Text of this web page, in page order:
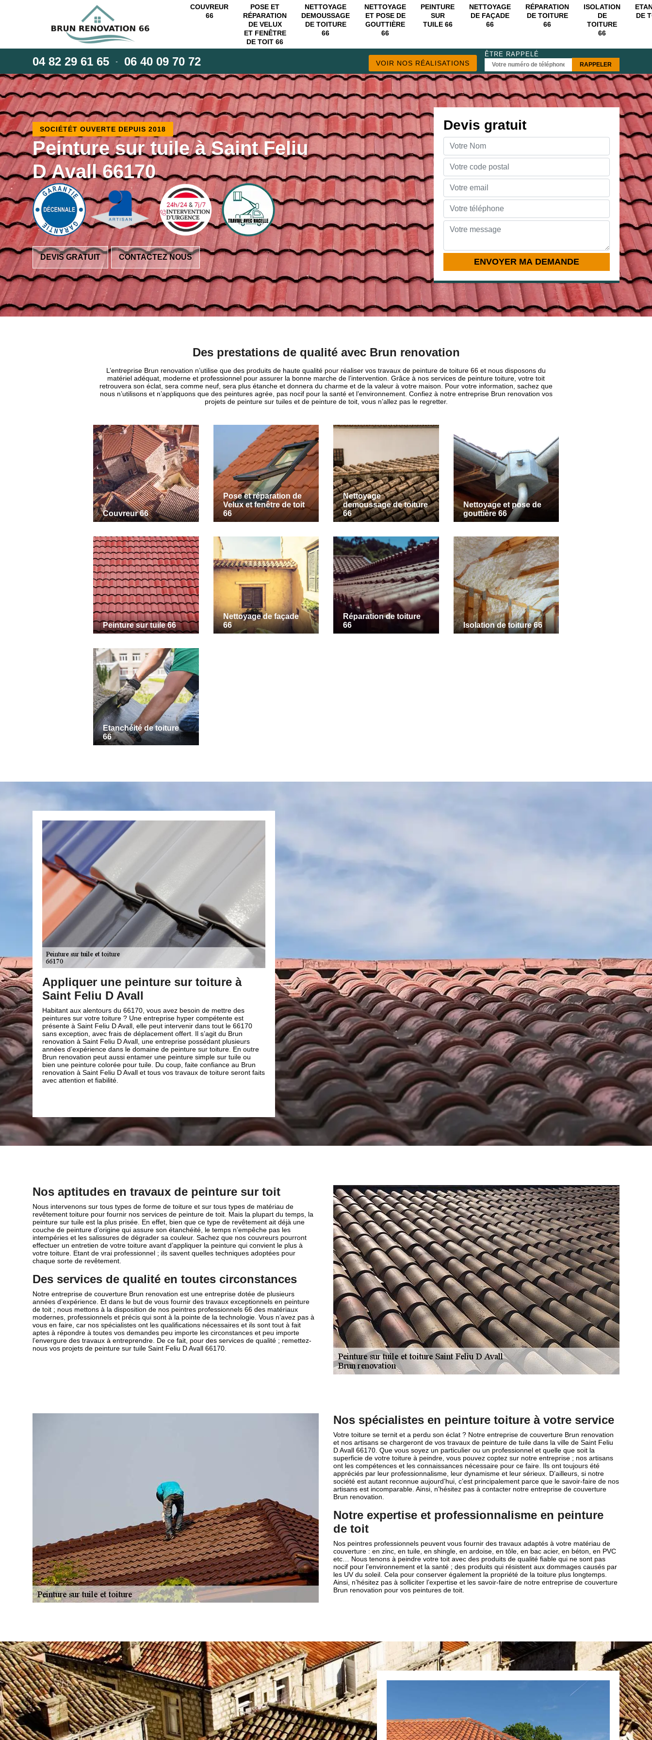
COUVREUR
66
POSE ET
RÉPARATION
DE VELUX
ET FENÊTRE
DE TOIT 66
NETTOYAGE
DEMOUSSAGE
DE TOITURE
66
NETTOYAGE
ET POSE DE
GOUTTIÈRE
66
PEINTURE
SUR
TUILE 66
NETTOYAGE
DE FAÇADE
66
RÉPARATION
DE TOITURE
66
ISOLATION
DE
TOITURE
66
DE
04 82 29 61 65 - 06 40 09 70 72 VOIR NOS RÉALISATIONS
ÊTRE RAPPELÉ
SOCIÉTÉT OUVERTE DEPUIS 2018
Peinture sur tuile à Saint Feliu
D Avall 66170
DEVIS GRATUIT CONTACTEZ NOUS
Devis gratuit
Des prestations de qualité avec Brun renovation
L’entreprise Brun renovation n’utilise que des produits de haute qualité pour réaliser vos travaux de peinture de toiture 66 et nous disposons du
matériel adéquat, moderne et professionnel pour assurer la bonne marche de l’intervention. Grâce à nos services de peinture toiture, votre toit
retrouvera son éclat, sera comme neuf, sera plus étanche et donnera du charme et de la valeur à votre maison. Pour votre information, sachez que
nous n’utilisons et n’appliquons que des peintures agrée, pas nocif pour la santé et l’environnement. Confiez à notre entreprise Brun renovation vos
projets de peinture sur tuiles et de peinture de toit, vous n’allez pas le regretter.
Couvreur 66
Pose et réparation de
Velux et fenêtre de toit
66
Nettoyage
demoussage de toiture
66
Nettoyage et pose de
gouttière 66
Peinture sur tuile 66
Nettoyage de façade
66
Réparation de toiture
66
Isolation de toiture 66
Etanchéité de toiture
66
toiture à
de mettre des
compétente est
dans tout le 66170
s’agit du Brun
plusieurs
sur toiture. En outre
sur tuile ou
confiance au Brun
de toiture seront faits
Travaux de peinture sur tuile avec Brun
renovation
Prévoyez-vous de faire des travaux de peinture sur tuile à Saint Feliu D
Avall ? Pour ce faire, il est conseillé de faire appel à un professionnel.
Notre entreprise de couverture Brun renovation est à votre service pour
effectuer cette intervention. En effet, nous avons les connaissances et
les compétences nécessaires pour vous fournir des travaux de qualité
en peinture sur tuile. Notre entreprise de couverture Brun renovation
dispose de l’agrément, des labels et des garanties de travaux
nécessaires pour pouvoir entreprendre ces travaux. Quel que soit la
forme de votre toiture; nous avons des artisans peintres compétents
pour exercer cette activité. Pour vos projets de peinture sur tuile Saint
Entamer une demande de devis en
peinture sur toiture à Saint Feliu D Avall
Le fait de peindre votre toiture assure gravement son étanchéité mais
avant de faire une peinture sur vos toits, il faut d’abord faire une
demande de devis. Puisque le devis est important pour le bon
déroulement d’un travail, il faut le confier à une entreprise expérimentée
genre Brun renovation à Saint Feliu D Avall. Entamer une demande de
devis chez Brun renovation ne nécessite aucun engagement et
totalement gratuit. De plus, leur compétence est totalement le meilleur
du 66170 en matière de devis en peinture, alors faites confiance à Brun
renovation.
Appliquer une peinture
Saint Feliu D Avall
Habitant aux alentours du 66170, vous
peintures sur votre toiture ? Une
présente à Saint Feliu D Avall, elle peut
sans exception, avec frais de déplacement
renovation à Saint Feliu D Avall, une
années d’expérience dans le domaine de
Brun renovation peut aussi entamer une
bien une peinture colorée pour tuile. Du
renovation à Saint Feliu D Avall et tous
avec attention et fiabilité.
Nos aptitudes en travaux de peinture sur toit
Nous intervenons sur tous types de forme de toiture et sur tous types de matériau de
revêtement toiture pour fournir nos services de peinture de toit. Mais la plupart du temps, la
peinture sur tuile est la plus prisée. En effet, bien que ce type de revêtement ait déjà une
couche de peinture d’origine qui assure son étanchéité, le temps n’empêche pas les
intempéries et les salissures de dégrader sa couleur. Sachez que nos couvreurs pourront
effectuer un entretien de votre toiture avant d’appliquer la peinture qui convient le plus à
votre toiture. Etant de vrai professionnel ; ils savent quelles techniques adoptées pour
chaque sorte de revêtement.
Des services de qualité en toutes circonstances
Notre entreprise de couverture Brun renovation est une entreprise dotée de plusieurs
années d’expérience. Et dans le but de vous fournir des travaux exceptionnels en peinture
de toit ; nous mettons à la disposition de nos peintres professionnels 66 des matériaux
modernes, professionnels et précis qui sont à la pointe de la technologie. Vous n’avez pas à
vous en faire, car nos spécialistes ont les qualifications nécessaires et ils sont tout à fait
aptes à répondre à toutes vos demandes peu importe les circonstances et peu importe
l’envergure des travaux à entreprendre. De ce fait, pour des services de qualité ; remettez-
nous vos projets de peinture sur tuile Saint Feliu D Avall 66170.
Nos spécialistes en peinture toiture à votre service
Votre toiture se ternit et a perdu son éclat ? Notre entreprise de couverture Brun renovation
et nos artisans se chargeront de vos travaux de peinture de tuile dans la ville de Saint Feliu
D Avall 66170. Que vous soyez un particulier ou un professionnel et quelle que soit la
superficie de votre toiture à peindre, vous pouvez coptez sur notre entreprise ; nos artisans
ont les compétences et les connaissances nécessaire pour ce faire. Ils ont toujours été
appréciés par leur professionnalisme, leur dynamisme et leur sérieux. D’ailleurs, si notre
société est autant reconnue aujourd’hui, c’est principalement parce que le savoir-faire de nos
artisans est incomparable. Ainsi, n’hésitez pas à contacter notre entreprise de couverture
Brun renovation.
Notre expertise et professionnalisme en peinture
de toit
Nos peintres professionnels peuvent vous fournir des travaux adaptés à votre matériau de
couverture : en zinc, en tuile, en shingle, en ardoise, en tôle, en bac acier, en béton, en PVC
etc… Nous tenons à peindre votre toit avec des produits de qualité fiable qui ne sont pas
nocif pour l’environnement et la santé ; des produits qui résistent aux dommages causés par
les UV du soleil. Cela pour conserver également la propriété de la toiture plus longtemps.
Ainsi, n’hésitez pas à solliciter l’expertise et les savoir-faire de notre entreprise de couverture
Brun renovation pour vos peintures de toit.